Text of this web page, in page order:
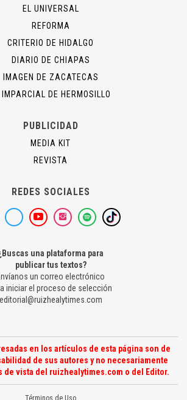
EL UNIVERSAL
REFORMA
CRITERIO DE HIDALGO
DIARIO DE CHIAPAS
IMAGEN DE ZACATECAS
IMPARCIAL DE HERMOSILLO
PUBLICIDAD
MEDIA KIT
REVISTA
REDES SOCIALES
una plataforma para
publicar tus textos?
un correo electrónico
iniciar el proceso de selección
editorial@ruizhealytimes.com
en los artículos de esta página son de
de sus autores y no necesariamente
de vista del ruizhealytimes.com o del Editor.